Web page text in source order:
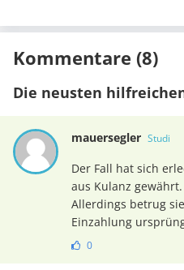
Kommentare (8)
Die neusten
mauersegler Studi
Der Fall hat sich
aus Kulanz gewährt.
Allerdings betrug
Einzahlung
0